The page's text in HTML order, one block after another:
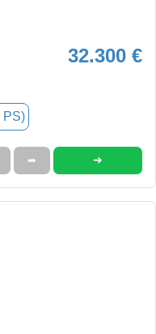
32.300 €
PS)
➦ ➜